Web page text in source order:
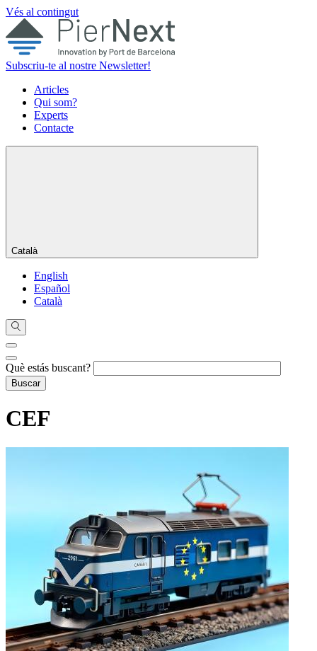
Vés al contingut
Subscriu-te al nostre Newsletter!
Articles
Qui som?
Experts
Contacte
Català
English
Español
Català
Què estás buscant?
CEF